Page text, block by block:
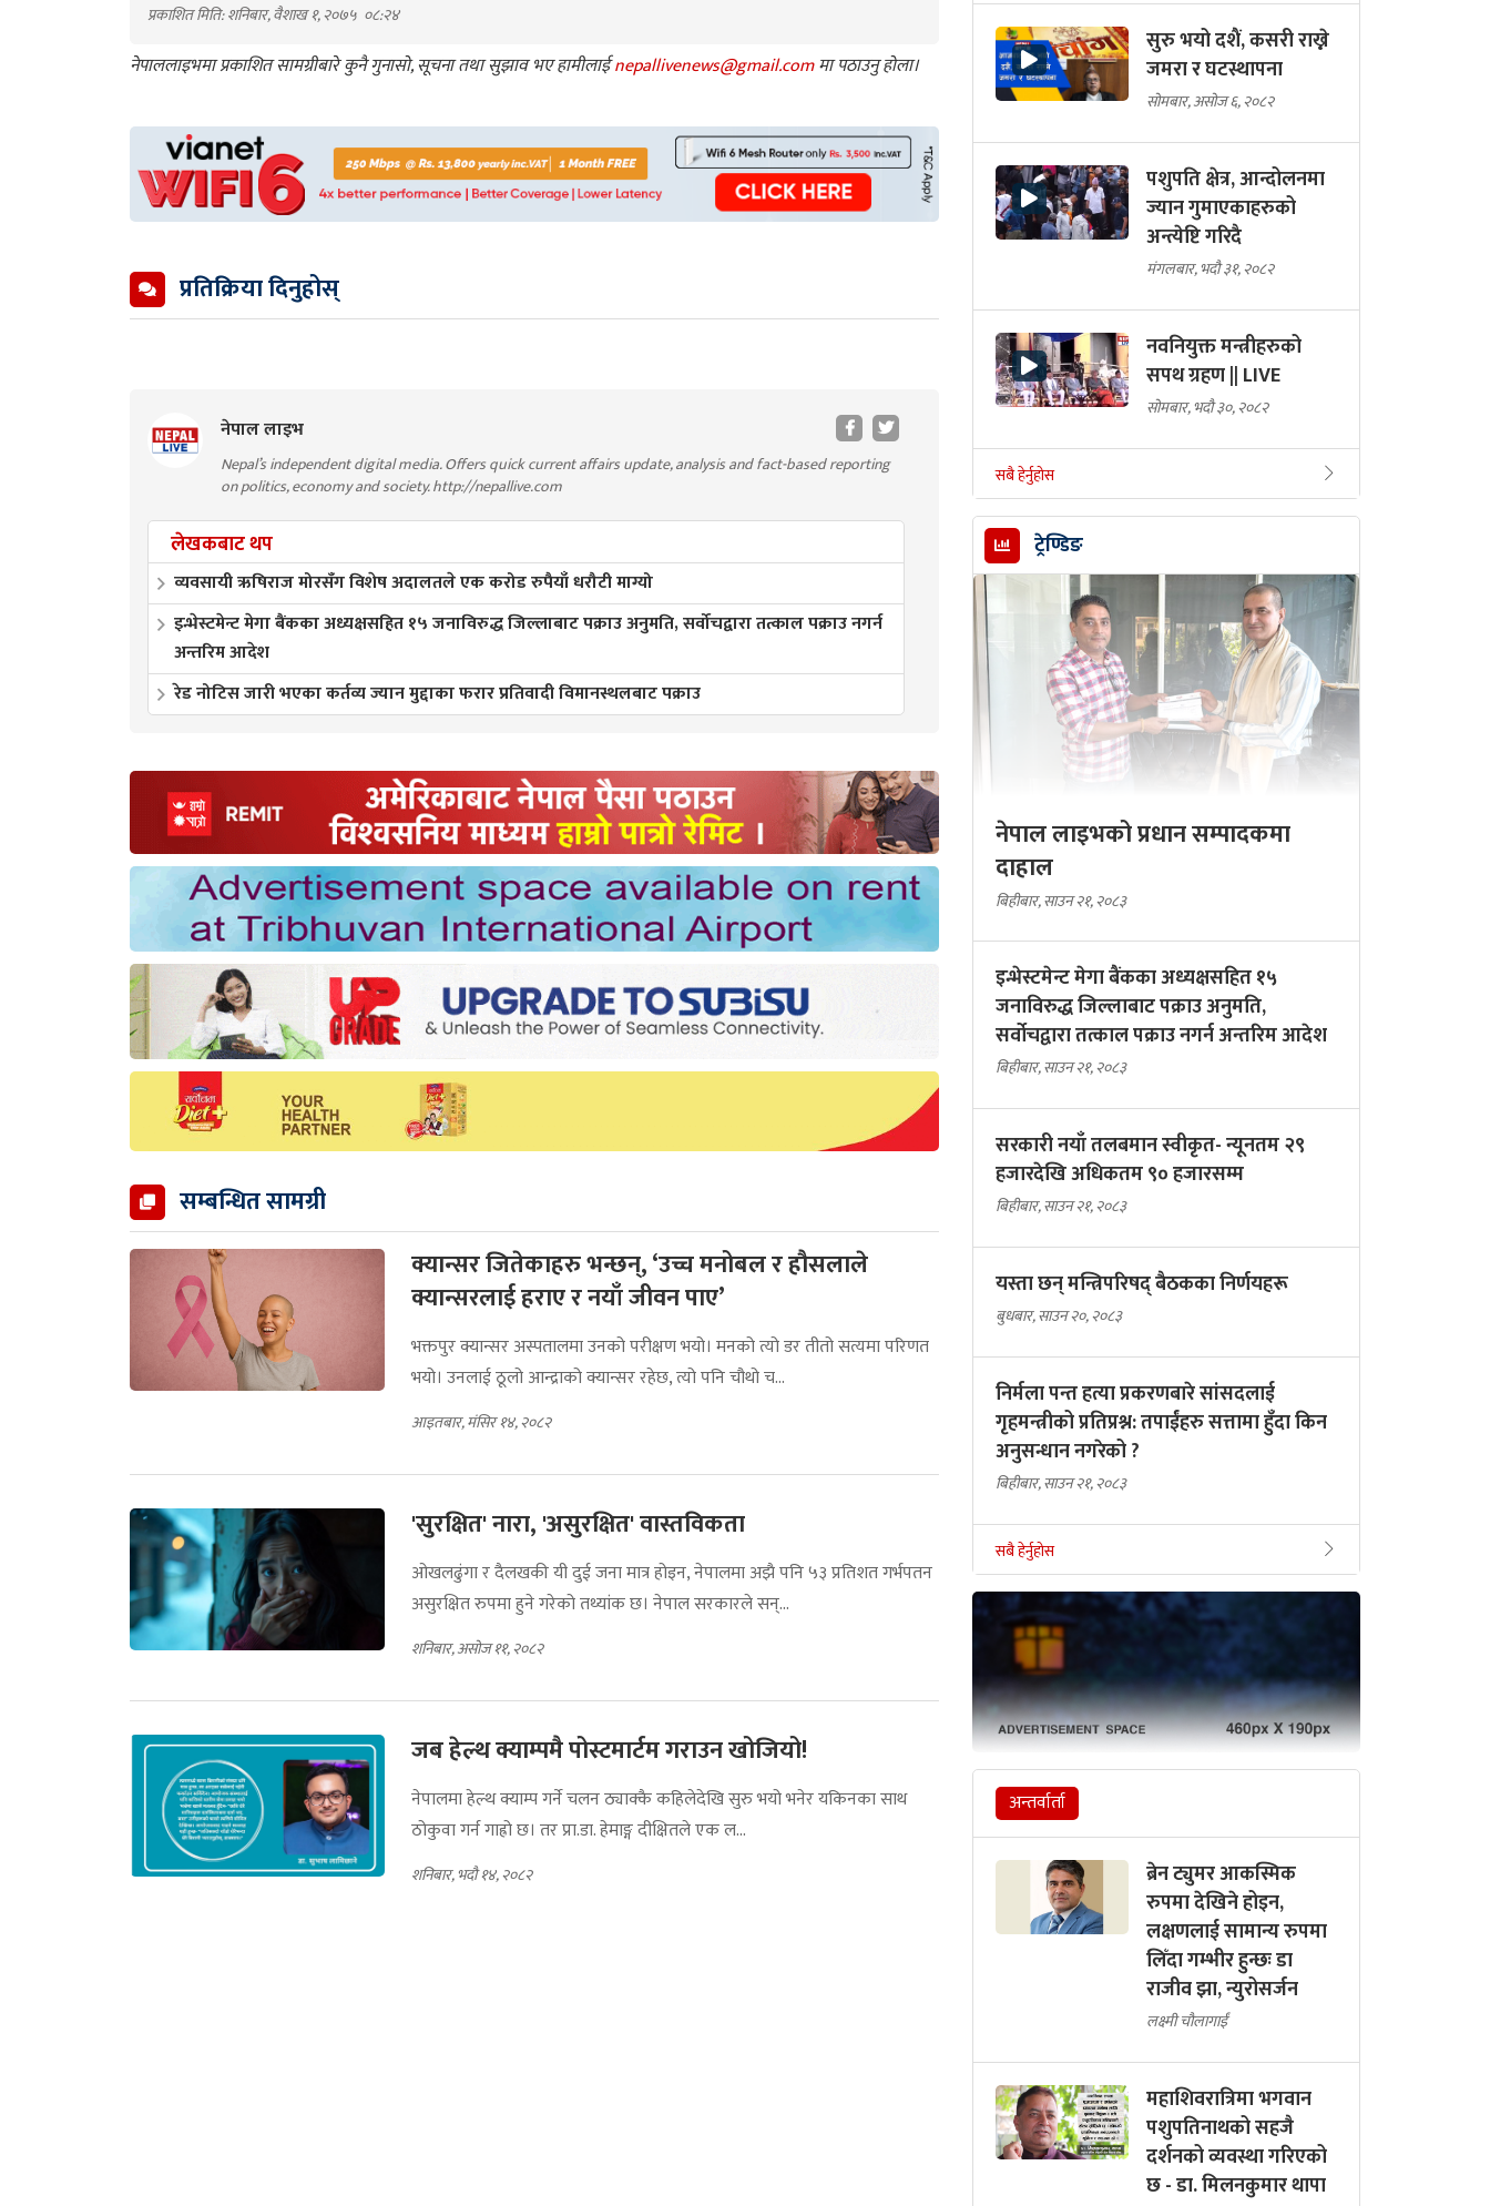
प्रकाशित मिति: शनिबार, वैशाख १, २०७५ ०८:२४
नेपाललाइभमा प्रकाशित सामग्रीबारे कुनै गुनासो, सूचना तथा सुझाव भए हामीलाईnepallivenews@gmail.comमा पठाउनु होला।
प्रतिक्रिया दिनुहोस्
नेपाल लाइभ
Nepal’s independent digital media. Offers quick current affairs update, analysis and fact-based reporting
on politics, economy and society. http://nepallive.com
लेखकबाट थप
व्यवसायी ऋषिराज मोरसँग विशेष अदालतले एक करोड रुपैयाँ धरौटी माग्यो
इन्भेस्टमेन्ट मेगा बैंकका अध्यक्षसहित १५ जनाविरुद्ध जिल्लाबाट पक्राउ अनुमति, सर्वोचद्वारा तत्काल पक्राउ नगर्न
अन्तरिम आदेश
रेड नोटिस जारी भएका कर्तव्य ज्यान मुद्दाका फरार प्रतिवादी विमानस्थलबाट पक्राउ
सम्बन्धित सामग्री
क्यान्सर जितेकाहरु भन्छन्, ‘उच्च मनोबल र हौसलाले
क्यान्सरलाई हराए र नयाँ जीवन पाए’
भक्तपुर क्यान्सर अस्पतालमा उनको परीक्षण भयो। मनको त्यो डर तीतो सत्यमा परिणत
भयो। उनलाई ठूलो आन्द्राको क्यान्सर रहेछ, त्यो पनि चौथो च...
आइतबार, मंसिर १४, २०८२
'सुरक्षित' नारा, 'असुरक्षित' वास्तविकता
ओखलढुंगा र दैलखकी यी दुई जना मात्र होइन, नेपालमा अझै पनि ५३ प्रतिशत गर्भपतन
असुरक्षित रुपमा हुने गरेको तथ्यांक छ। नेपाल सरकारले सन्...
शनिबार, असोज ११, २०८२
जब हेल्थ क्याम्पमै पोस्टमार्टम गराउन खोजियो!
नेपालमा हेल्थ क्याम्प गर्ने चलन ठ्याक्कै कहिलेदेखि सुरु भयो भनेर यकिनका साथ
ठोकुवा गर्न गाह्रो छ। तर प्रा.डा. हेमाङ्ग दीक्षितले एक ल...
शनिबार, भदौ १४, २०८२
सुरु भयो दशैं, कसरी राख्ने
जमरा र घटस्थापना
सोमबार, असोज ६, २०८२
पशुपति क्षेत्र, आन्दोलनमा
ज्यान गुमाएकाहरुको
अन्त्येष्टि गरिदै
मंगलबार, भदौ ३१, २०८२
नवनियुक्त मन्त्रीहरुको
सपथ ग्रहण || LIVE
सोमबार, भदौ ३०, २०८२
सबै हेर्नुहोस
ट्रेण्डिङ
नेपाल लाइभको प्रधान सम्पादकमा
दाहाल
बिहीबार, साउन २१, २०८३
इन्भेस्टमेन्ट मेगा बैंकका अध्यक्षसहित १५
जनाविरुद्ध जिल्लाबाट पक्राउ अनुमति,
सर्वोचद्वारा तत्काल पक्राउ नगर्न अन्तरिम आदेश
बिहीबार, साउन २१, २०८३
सरकारी नयाँ तलबमान स्वीकृत- न्यूनतम २९
हजारदेखि अधिकतम ९० हजारसम्म
बिहीबार, साउन २१, २०८३
यस्ता छन् मन्त्रिपरिषद् बैठकका निर्णयहरू
बुधबार, साउन २०, २०८३
निर्मला पन्त हत्या प्रकरणबारे सांसदलाई
गृहमन्त्रीको प्रतिप्रश्न: तपाईंहरु सत्तामा हुँदा किन
अनुसन्धान नगरेको ?
बिहीबार, साउन २१, २०८३
सबै हेर्नुहोस
अन्तर्वार्ता
ब्रेन ट्युमर आकस्मिक
रुपमा देखिने होइन,
लक्षणलाई सामान्य रुपमा
लिँदा गम्भीर हुन्छः डा
राजीव झा, न्युरोसर्जन
लक्ष्मी चौलागाईं
महाशिवरात्रिमा भगवान
पशुपतिनाथको सहजै
दर्शनको व्यवस्था गरिएको
छ - डा. मिलनकुमार थापा